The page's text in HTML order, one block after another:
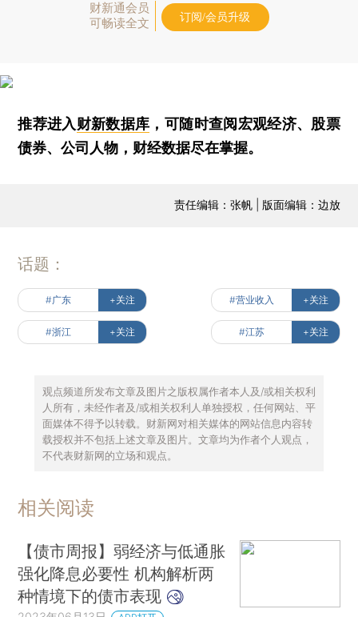
财新通会员
可畅读全文
订阅/会员升级
推荐进入财新数据库 ，可随时查阅宏观经济、股票
债券、公司人物，财经数据尽在掌握。
责任编辑：张帆 | 版面编辑：边放
话题：
#广东 +关注 #营业收入 +关注
#浙江 +关注 #江苏 +关注
观点频道所发布文章及图片之版权属作者本人及/或相关权利
人所有，未经作者及/或相关权利人单独授权，任何网站、平
面媒体不得予以转载。财新网对相关媒体的网站信息内容转
载授权并不包括上述文章及图片。文章均为作者个人观点，
不代表财新网的立场和观点。
相关阅读
【债市周报】弱经济与低通胀
强化降息必要性 机构解析两
种情境下的债市表现